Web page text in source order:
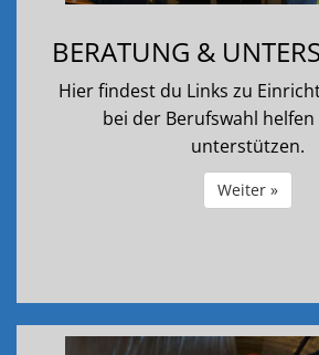
BERATUNG &
Hier findest du Links zu
bei der Berufswahl
unterstützen.
Weiter »